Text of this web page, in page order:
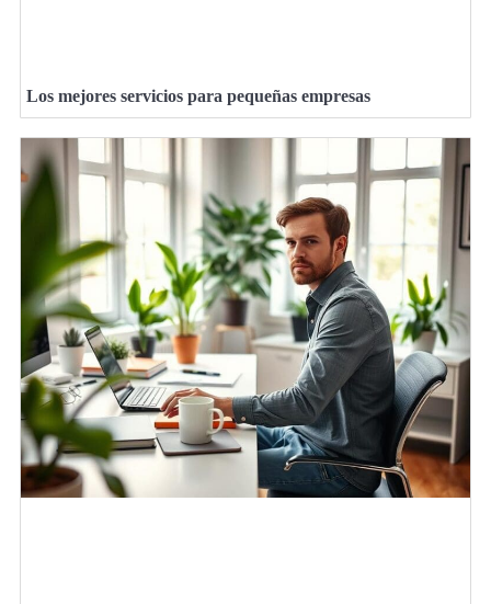
Los mejores servicios para pequeñas empresas